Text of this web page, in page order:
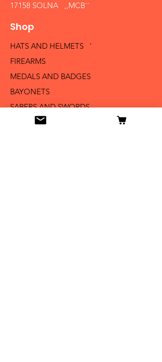
17158 SOLNA ,,MCB´´
Shop
HATS AND HELMETS '
FIREARMS
MEDALS AND BADGES
BAYONETS
SABERS AND SWORDS
UNIFORMS